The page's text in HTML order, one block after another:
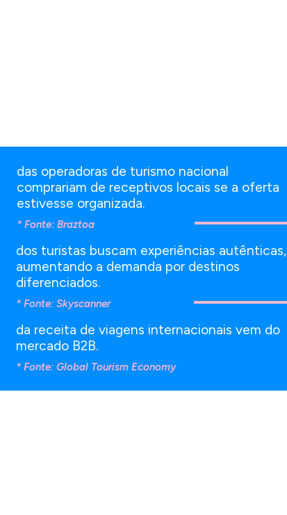
das operadoras de turismo nacional
comprariam de receptivos locais se a oferta
estivesse organizada.
* Fonte: Braztoa
dos turistas buscam experiências autênticas,
aumentando a demanda por destinos
diferenciados.
* Fonte: Skyscanner
da receita de viagens internacionais vem do
mercado B2B.
* Fonte: Global Tourism Economy